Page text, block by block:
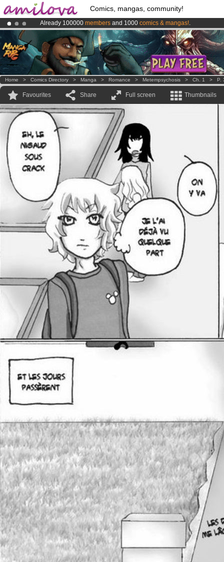
Comics, mangas, community!
Already 100000 members and 1000 comics & mangas!.
Premium membership from3.95 eurosper month !Get membership
AmilovaKickstarter is now LIVE!.
Home > Comics Directory > Manga > Romance > Metempsychosis > Ch. 1 > P.
Favourites Share Full screen Thumbnails